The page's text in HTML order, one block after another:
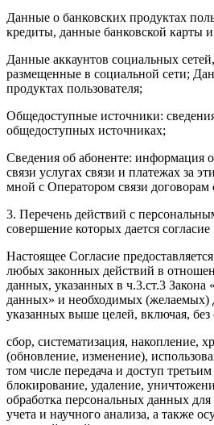
Данные о банковских продуктах
кредиты, данные банковской карты и
Данные аккаунтов социальных
размещенные в социальной сети;
продуктах пользователя;
Общедоступные источники:
общедоступных источниках;
Сведения об абоненте: информация
связи услугах связи и платежах за
мной с Оператором связи договорам
3. Перечень действий с
совершение которых дается согласие
Настоящее Согласие
любых законных действий в
данных, указанных в ч.3.ст.3
данных» и необходимых (желаемых)
указанных выше целей, включая, без
сбор, систематизация, накопление,
(обновление, изменение),
том числе передача и доступ
блокирование, удаление,
обработка персональных данных для
учета и научного анализа, а также